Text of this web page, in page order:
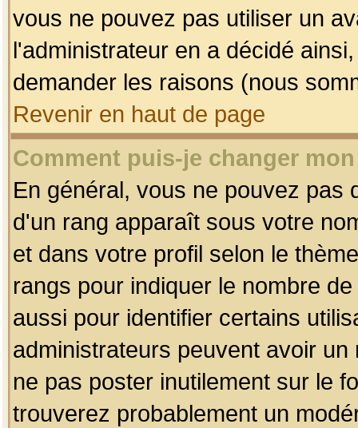
vous ne pouvez pas utiliser un
l'administrateur en a décidé
demander les raisons (nous
Revenir en haut de page
Comment puis-je changer
En général, vous ne pouvez pas
d'un rang apparaît sous votre
et dans votre profil selon le
rangs pour indiquer le nombre
aussi pour identifier certains
administrateurs peuvent avoir
ne pas poster inutilement sur le
trouverez probablement un